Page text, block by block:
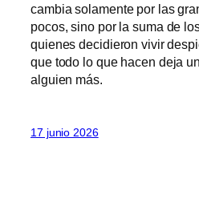
cambia solamente por las
pocos, sino por la suma de
quienes decidieron vivir
que todo lo que hacen deja
alguien más.
17 junio 2026